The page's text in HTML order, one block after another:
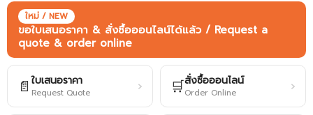
ใหม่ / NEW
ขอใบเสนอราคา & สั่งซื้อออนไลน์ได้แล้ว / Request a
quote & order online
📄 ใบเสนอราคา
Request Quote › 🛒สั่งซื้อออนไลน์
Order Online ›